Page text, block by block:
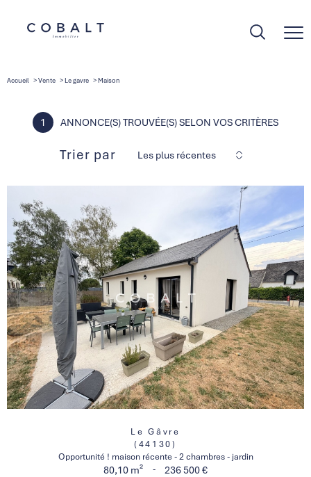
Accueil Vente Le gavre Maison
1 ANNONCE(S) TROUVÉE(S) SELON VOS CRITÈRES
Trier par Les plus récentes
Le Gâvre
(44130)
Opportunité ! maison récente - 2 chambres - jardin
80,10 m² - 236 500 €